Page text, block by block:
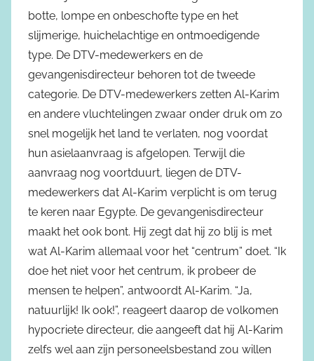
botte, lompe en onbeschofte type en het
slijmerige, huichelachtige en ontmoedigende
type. De DTV-medewerkers en de
gevangenisdirecteur behoren tot de tweede
categorie. De DTV-medewerkers zetten Al-Karim
en andere vluchtelingen zwaar onder druk om zo
snel mogelijk het land te verlaten, nog voordat
hun asielaanvraag is afgelopen. Terwijl die
aanvraag nog voortduurt, liegen de DTV-
medewerkers dat Al-Karim verplicht is om terug
te keren naar Egypte. De gevangenisdirecteur
maakt het ook bont. Hij zegt dat hij zo blij is met
wat Al-Karim allemaal voor het “centrum” doet. “Ik
doe het niet voor het centrum, ik probeer de
mensen te helpen”, antwoordt Al-Karim. “Ja,
natuurlijk! Ik ook!”, reageert daarop de volkomen
hypocriete directeur, die aangeeft dat hij Al-Karim
zelfs wel aan zijn personeelsbestand zou willen